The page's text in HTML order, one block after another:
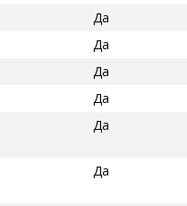
Да
Да
Да
Да
Да
Да